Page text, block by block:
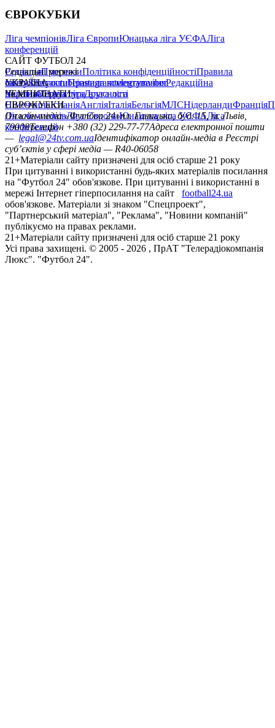
ЄВРОКУБКИ
Ліга чемпіонівЛіга ЄвропиЮнацька ліга УЄФАЛіга
конференцій
САЙТ ФУТБОЛ 24
РедакціяПрогнозиПолітика конфіденційностіПравила
сайтуКонтактиПравила коментуванняРедакційна
політикаСтруктура власності
Соціальні мережі
facebookxyoutubeinstagramtelegramviber
УКРАЇНА
УкраїнаПерша лігаДруга ліга
ЧЕМПІОНАТИ
НімеччинаІспаніяАнгліяІталіяБельгіяМЛСНідерландиФранція
ЄВРОКУБКИ
Ліга чемпіонівЛіга ЄвропиЮнацька ліга УЄФАЛіга
конференцій
Онлайн-медіа «Футбол 24»пл. Галицька, буд. 15, м. Львів,
79008Телефон +380 (32) 229-77-77Адреса електронної пошти
— legal@24tv.com.uaІдентифікатор онлайн-медіа в Реєстрі
суб’єктів у сфері медіа — R40-06058
21+Матеріали сайту призначені для осіб старше 21 року
При цитуванні і використанні будь-яких матеріалів посилання
на "Футбол 24" обов'язкове. При цитуванні і використанні в
мережі Інтернет гіперпосилання на сайт
football24.ua
обов'язкове. Матеріали зі знаком "Спецпроект",
"Партнерський матеріал", "Реклама", "Новини компаній"
публікуємо на правах реклами.
21+Матеріали сайту призначені для осіб старше 21 року
Усi права захищенi. © 2005 - 2026 , ПрАТ "Телерадіокомпанія
Люкс". "Футбол 24".